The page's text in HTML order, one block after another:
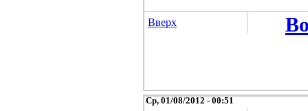
Вверх
Ср, 01/08/2012 - 00:51